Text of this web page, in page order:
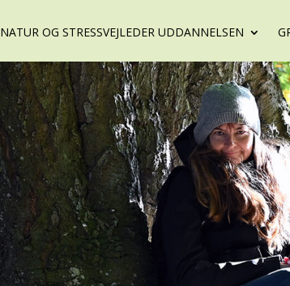
NATUR OG STRESSVEJLEDER UDDANNELSEN